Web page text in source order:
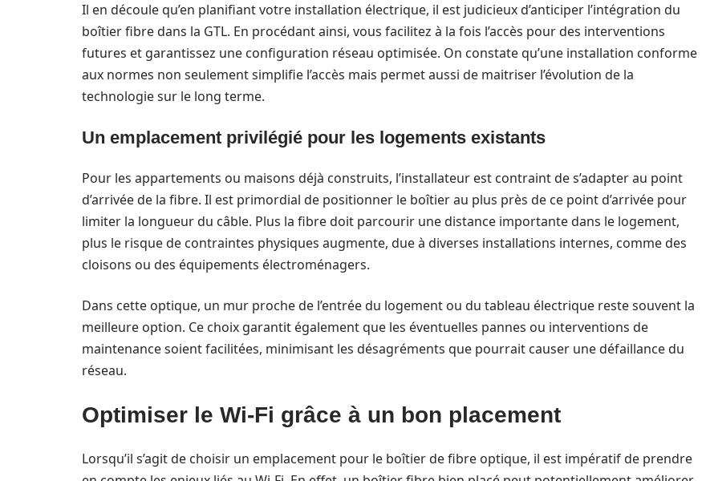
Il en découle qu’en planifiant votre installation électrique, il est judicieux d’anticiper l’intégration du
boîtier fibre dans la GTL. En procédant ainsi, vous facilitez à la fois l’accès pour des interventions
futures et garantissez une configuration réseau optimisée. On constate qu’une installation conforme
aux normes non seulement simplifie l’accès mais permet aussi de maitriser l’évolution de la
technologie sur le long terme.
Un emplacement privilégié pour les logements existants
Pour les appartements ou maisons déjà construits, l’installateur est contraint de s’adapter au point
d’arrivée de la fibre. Il est primordial de positionner le boîtier au plus près de ce point d’arrivée pour
limiter la longueur du câble. Plus la fibre doit parcourir une distance importante dans le logement,
plus le risque de contraintes physiques augmente, due à diverses installations internes, comme des
cloisons ou des équipements électroménagers.
Dans cette optique, un mur proche de l’entrée du logement ou du tableau électrique reste souvent la
meilleure option. Ce choix garantit également que les éventuelles pannes ou interventions de
maintenance soient facilitées, minimisant les désagréments que pourrait causer une défaillance du
réseau.
Optimiser le Wi-Fi grâce à un bon placement
Lorsqu’il s’agit de choisir un emplacement pour le boîtier de fibre optique, il est impératif de prendre